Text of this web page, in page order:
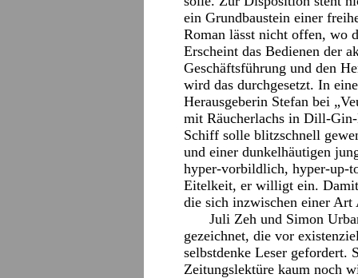
ein Grundbaustein einer
Roman lässt nicht offen, wo
Erscheint das Bedienen der
Geschäftsführung und den
wird das durchgesetzt. In
Herausgeberin Stefan bei
mit Räucherlachs in Dill-
Schiff solle blitzschnell
und einer dunkelhäutigen
hyper-vorbildlich, hyper-up-
Eitelkeit, er willigt ein.
die sich inzwischen einer Art
Juli Zeh und Simon
gezeichnet, die vor
selbstdenke Leser gefordert.
Zeitungslektüre kaum noch